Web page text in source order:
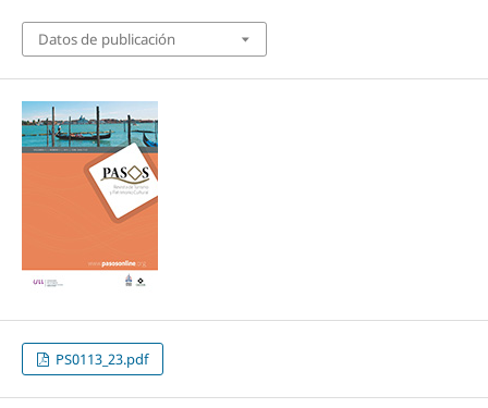
Datos de publicación
PS0113_23.pdf